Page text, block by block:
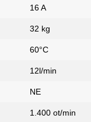
16 A
32 kg
60°C
12l/min
NE
1.400 ot/min